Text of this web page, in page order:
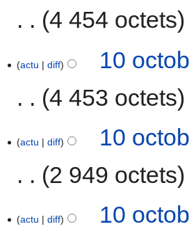
4 454 octets
actu diff
10
4 453 octets
actu diff
10
2 949 octets
actu diff
10